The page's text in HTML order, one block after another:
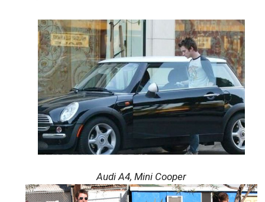
Audi A4, Mini Cooper